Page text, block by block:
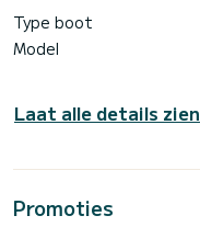
Type boot
Model
Laat alle details zien
Promoties